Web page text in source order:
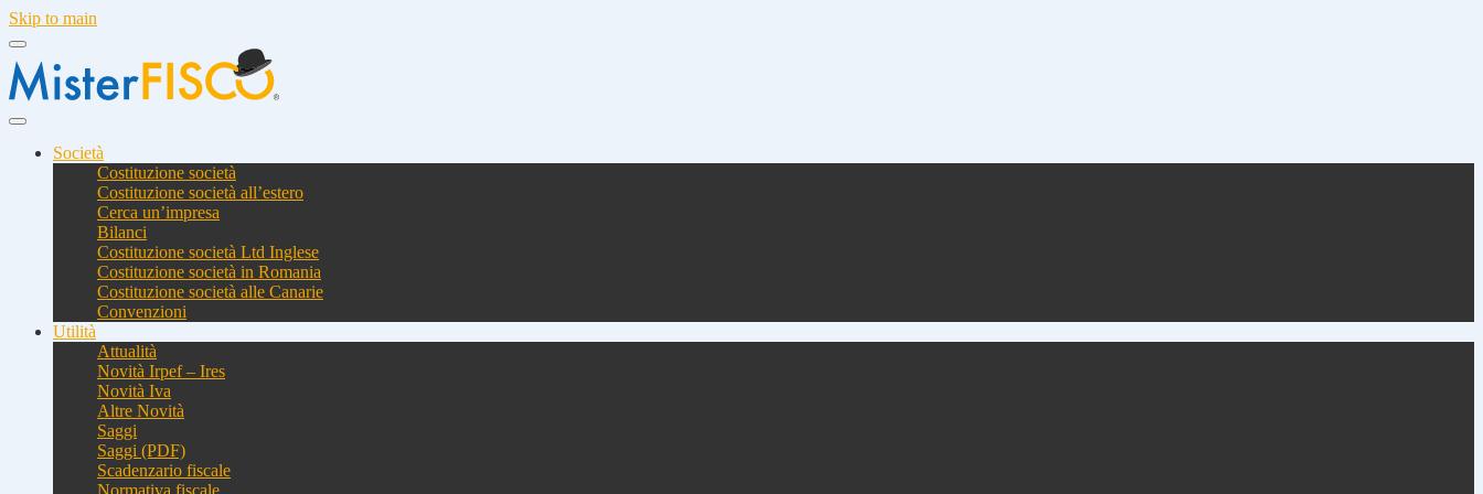
Skip to main
Società
Costituzione società
Costituzione società all’estero
Cerca un’impresa
Bilanci
Costituzione società Ltd Inglese
Costituzione società in Romania
Costituzione società alle Canarie
Convenzioni
Utilità
Attualità
Novità Irpef – Ires
Novità Iva
Altre Novità
Saggi
Saggi (PDF)
Scadenzario fiscale
Normativa fiscale